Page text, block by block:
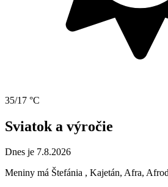
35/17 °C
Sviatok a výročie
Dnes je 7.8.2026
Meniny má Štefánia , Kajetán, Afra,